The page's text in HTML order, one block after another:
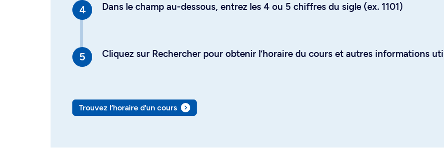
Dans le champ au-dessous, entrez les 4 ou 5 chiffres du sigle (ex. 1101)
Cliquez sur Rechercher pour obtenir l’horaire du cours et autres informations
Trouvez l’horaire d’un cours